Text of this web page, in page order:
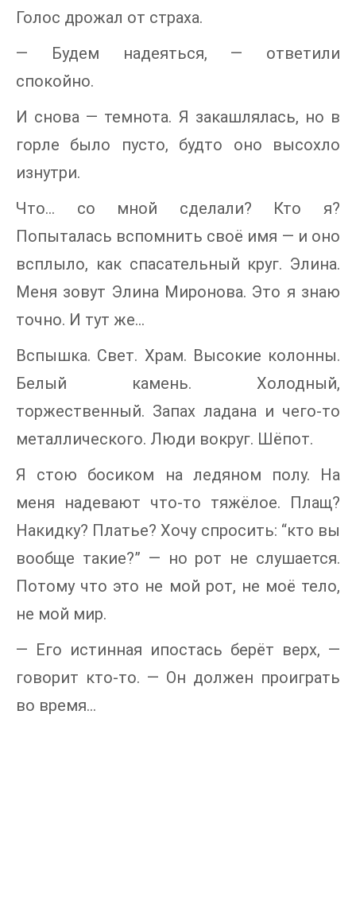
Голос дрожал от страха.
— Будем надеяться, — ответили
спокойно.
И снова — темнота. Я закашлялась, но в
горле было пусто, будто оно высохло
изнутри.
Что… со мной сделали? Кто я?
Попыталась вспомнить своё имя — и оно
всплыло, как спасательный круг. Элина.
Меня зовут Элина Миронова. Это я знаю
точно. И тут же…
Вспышка. Свет. Храм. Высокие колонны.
Белый камень. Холодный,
торжественный. Запах ладана и чего-то
металлического. Люди вокруг. Шёпот.
Я стою босиком на ледяном полу. На
меня надевают что-то тяжёлое. Плащ?
Накидку? Платье? Хочу спросить: “кто вы
вообще такие?” — но рот не слушается.
Потому что это не мой рот, не моё тело,
не мой мир.
— Его истинная ипостась берёт верх, —
говорит кто-то. — Он должен проиграть
во время…